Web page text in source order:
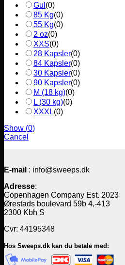
Gul (0)
85 Kg(0)
55 Kg(0)
2 oz(0)
XXS(0)
28 Kapsler(0)
84 Kapsler(0)
30 Kapsler(0)
90 Kapsler(0)
M (18 kg)(0)
L (30 kg)(0)
XXXL(0)
Show (0)
Cancel
E-mail : info@sweeps.dk
Adresse:
Copenhagen Company Est. 2023
Ørestads boulevard 59b 4,-413
2300 Kbh S
Cvr: 44195348
Hos Sweeps.dk kan du betale med: